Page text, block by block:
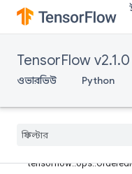
TensorFlow v2.1.0
ওভারভিউ Python
tensorflow::ops::MapSize
tensorflow
tensorflow::ops::Ordered